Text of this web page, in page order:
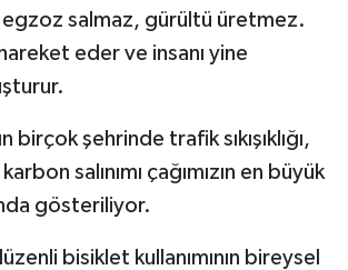
egzoz salmaz, gürültü üretmez.
eder ve insanı yine
birçok şehrinde trafik sıkışıklığı,
salınımı çağımızın en büyük
gösteriliyor.
bisiklet kullanımının bireysel